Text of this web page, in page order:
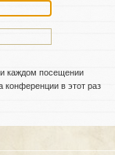
каждом посещении
в этот раз